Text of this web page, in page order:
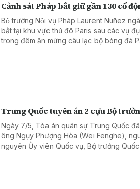
Cảnh sát Pháp bắt giữ gần 130 cổ
Bộ trưởng Nội vụ Pháp Laurent Nuñez
bắt tại khu vực thủ đô Paris sau các vụ
trong đêm ăn mừng câu lạc bộ bóng đá
Trung Quốc tuyên án 2 cựu Bộ
Ngày 7/5, Tòa án quân sự Trung Quốc
ông Ngụy Phượng Hòa (Wei Fenghe),
nguyên Ủy viên Quốc vụ, Bộ trưởng